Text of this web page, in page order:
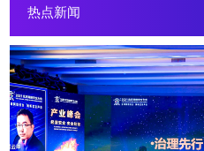
热点新闻